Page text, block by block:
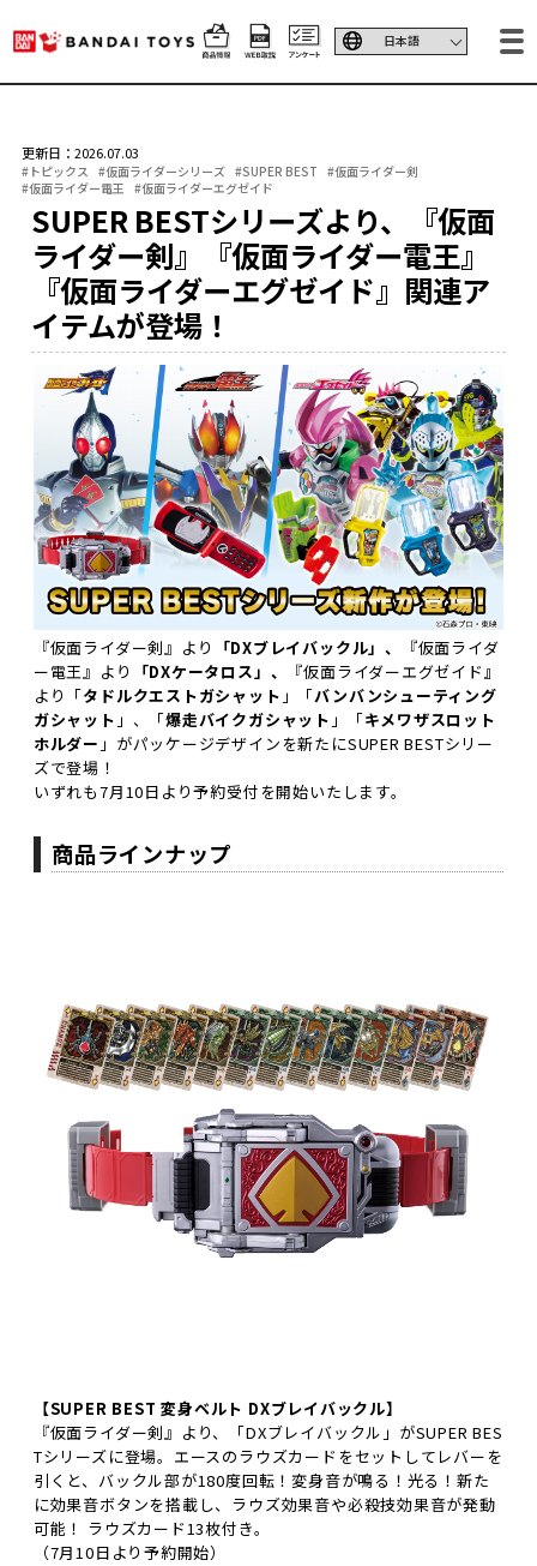
更新日：2026.07.03
#トピックス #仮面ライダーシリーズ #SUPER BEST #仮面ライダー剣
#仮面ライダー電王 #仮面ライダーエグゼイド
SUPER BESTシリーズより、『仮面
ライダー剣』『仮面ライダー電王』
『仮面ライダーエグゼイド』関連ア
イテムが登場！
『仮面ライダー剣』より 「DXブレイバックル」、
『仮面ライダ
ー電王』より
「DXケータロス」、 『仮面ライダーエグゼイド』
より「タドルクエストガシャット 」「バンバンシューティング
ガシャット 」、「爆走バイクガシャット 」「キメワザスロット
ホルダー 」がパッケージデザインを新たにSUPER BESTシリー
ズで登場！
いずれも7月10日より予約受付を開始いたします。
商品ラインナップ
【SUPER BEST 変身ベルト DXブレイバックル】
『仮面ライダー剣』より、「DXブレイバックル」がSUPER BES
Tシリーズに登場。エースのラウズカードをセットしてレバーを
引くと、バックル部が180度回転！変身音が鳴る！光る！新た
に効果音ボタンを搭載し、ラウズ効果音や必殺技効果音が発動
可能！ ラウズカード13枚付き。
（7月10日より予約開始）